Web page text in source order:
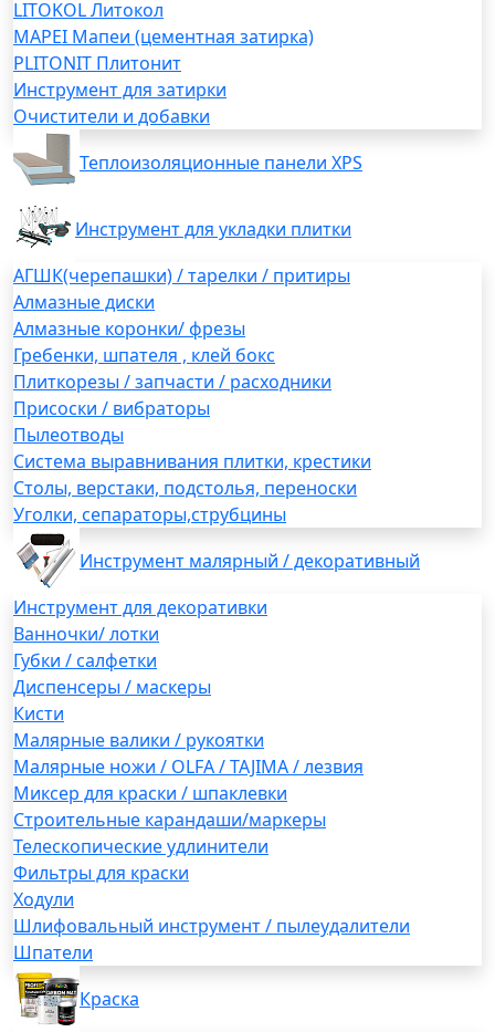
LITOKOL Литокол
MAPEI Мапеи (цементная затирка)
PLITONIT Плитонит
Инструмент для затирки
Очистители и добавки
Теплоизоляционные панели XPS
Инструмент для укладки плитки
АГШК(черепашки) / тарелки / притиры
Алмазные диски
Алмазные коронки/ фрезы
Гребенки, шпателя , клей бокс
Плиткорезы / запчасти / расходники
Присоски / вибраторы
Пылеотводы
Система выравнивания плитки, крестики
Столы, верстаки, подстолья, переноски
Уголки, сепараторы,струбцины
Инструмент малярный / декоративный
Инструмент для декоративки
Ванночки/ лотки
Губки / салфетки
Диспенсеры / маскеры
Кисти
Малярные валики / рукоятки
Малярные ножи / OLFA / TAJIMA / лезвия
Миксер для краски / шпаклевки
Строительные карандаши/маркеры
Телескопические удлинители
Фильтры для краски
Ходули
Шлифовальный инструмент / пылеудалители
Шпатели
Краска